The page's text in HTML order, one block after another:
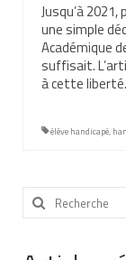
Nos
Nos livres
Nos
Soins
Aide aux
Jusqu’à
une simple
Académique
suffisait.
à cette
élève handicapé,
Rechercher
: